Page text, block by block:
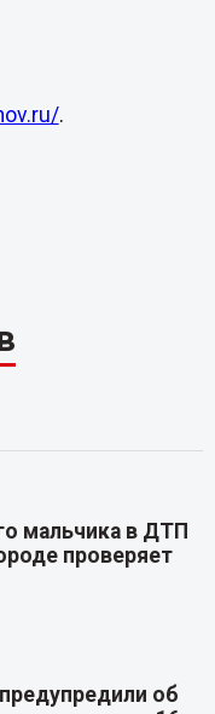
.
мальчика в ДТП
проверяет
об